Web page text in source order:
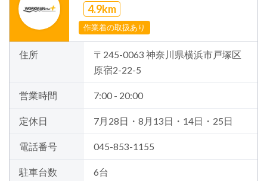
4.9km
作業着の取扱あり
住所
〒245-0063 神奈川県横浜市戸塚区
原宿2-22-5
営業時間 7:00 - 20:00
定休日 7月28日・8月13日・14日・25日
電話番号 045-853-1155
駐車台数 6台